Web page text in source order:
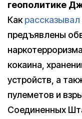
геополитике
Какрассказывал
предъявлены
кокаина,
устройств, а
пулеметов и
Соединенных